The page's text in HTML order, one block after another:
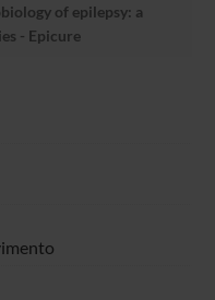
of epilepsy: a
- Epicure